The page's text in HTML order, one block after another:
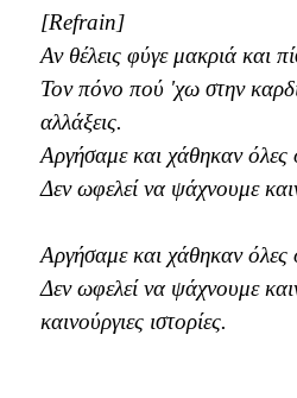
[Refrain]
Αν θέλεις φύγε μακριά και
Τον πόνο πού 'χω στην
αλλάξεις.
Αργήσαμε και χάθηκαν όλες
Δεν ωφελεί να ψάχνουμε
Αργήσαμε και χάθηκαν όλες
Δεν ωφελεί να ψάχνουμε
καινούργιες ιστορίες.